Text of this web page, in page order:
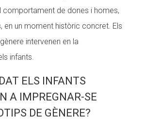
comportament de dones i homes,
en un moment històric concret. Els
intervenen en la
infants.
ELS INFANTS
A IMPREGNAR-SE
DE GÈNERE?